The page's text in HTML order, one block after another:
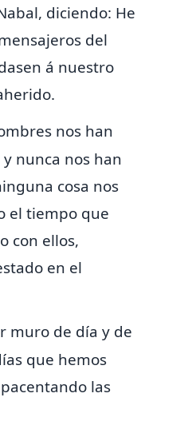
diciendo: He
del
á nuestro
nos han
nunca nos han
cosa nos
el tiempo que
con ellos,
en el
muro de día y de
que hemos
las